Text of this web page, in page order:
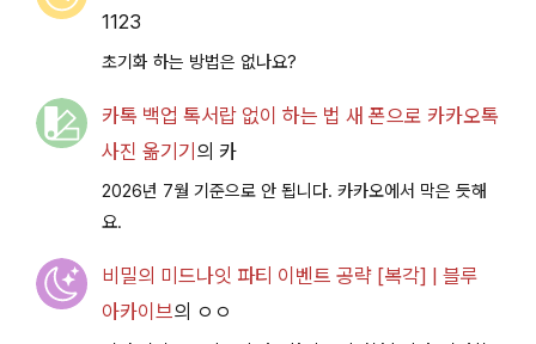
1123
초기화 하는 방법은 없나요?
카톡 백업 톡서랍 없이 하는 법 새 폰으로 카카오톡
사진 옮기기 의 카
2026년 7월 기준으로 안 됩니다. 카카오에서 막은 듯해
요.
비밀의 미드나잇 파티 이벤트 공략 [복각] | 블루
아카이브의 ㅇㅇ